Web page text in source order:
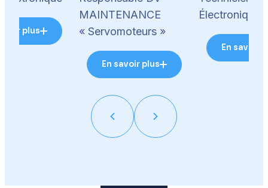
plus
MAINTENANCE
« Servomoteurs »
En savoir plus
Électronique
En savoir